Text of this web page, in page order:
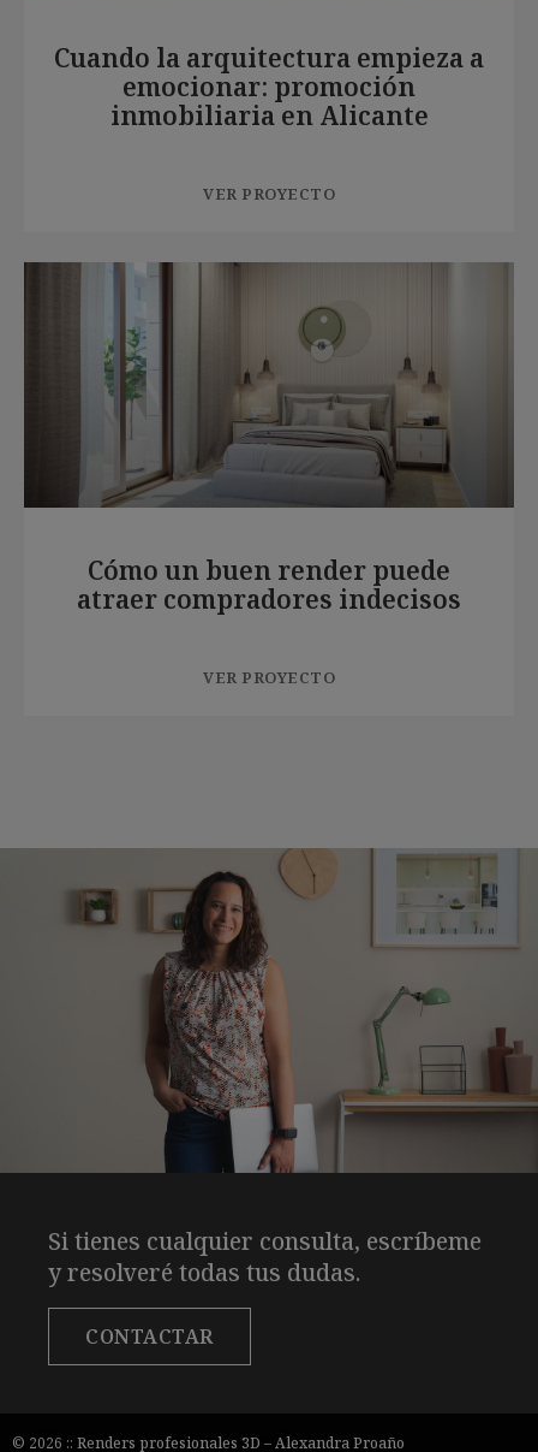
Cuando la arquitectura empieza a
emocionar: promoción
inmobiliaria en Alicante
VER PROYECTO
Cómo un buen render puede
atraer compradores indecisos
VER PROYECTO
Si tienes cualquier consulta, escríbeme
y resolveré todas tus dudas.
CONTACTAR
© 2026 :: Renders profesionales 3D –Alexandra Proaño